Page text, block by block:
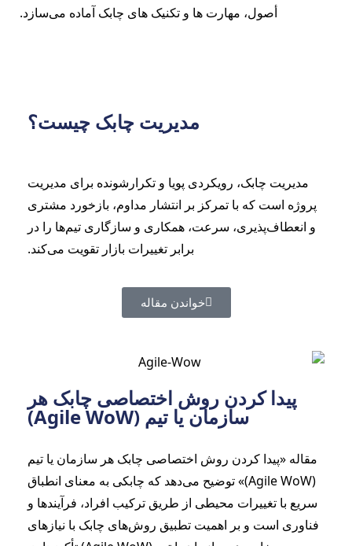
أصول، مهارت ها و تکنیک های چابک آماده می‌سازد.
مدیریت چابک چیست؟
مدیریت چابک، رویکردی پویا و تکرارشونده برای مدیریت
پروژه‌ است که با تمرکز بر انتشار مداوم، بازخورد مشتری
و انعطاف‌پذیری، سرعت، همکاری و سازگاری تیم‌ها را در
برابر تغییرات بازار تقویت می‌کند.
خواندن مقاله
پیدا کردن روش اختصاصی چابک هر
سازمان یا تیم (Agile WoW)
مقاله «پیدا کردن روش اختصاصی چابک هر سازمان یا تیم
(Agile WoW)» توضیح می‌دهد که چابکی به معنای انطباق
سریع با تغییرات محیطی از طریق ترکیب افراد، فرآیندها و
فناوری است و بر اهمیت تطبیق روش‌های چابک با نیازهای